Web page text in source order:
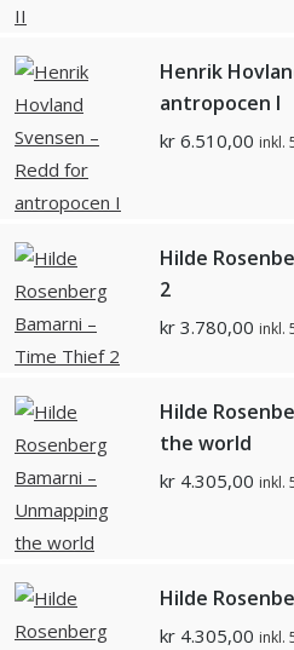
Henrik
antropocen I
kr 6.510,00 inkl.
Hilde
2
kr 3.780,00 inkl.
Hilde
the world
kr 4.305,00 inkl.
Hilde
kr 4.305,00 inkl.